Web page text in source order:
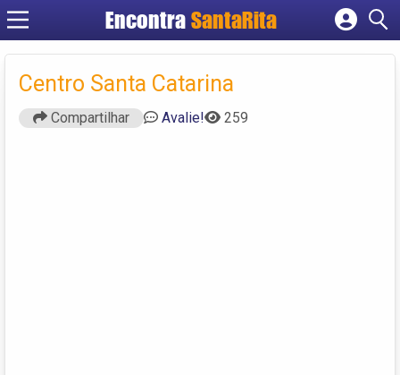
EncontraSantaRita
Cadastrar empresa
Criar conta
Centro Santa Catarina
Compartilhar Avalie! 259